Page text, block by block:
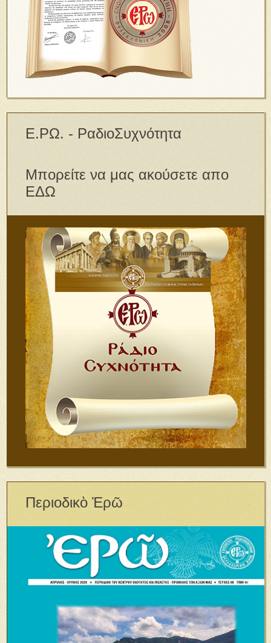
Ε.ΡΩ. - ΡαδιοΣυχνότητα
Μπορείτε να μας ακούσετε απο
ΕΔΩ
Περιοδικὸ Ἐρῶ